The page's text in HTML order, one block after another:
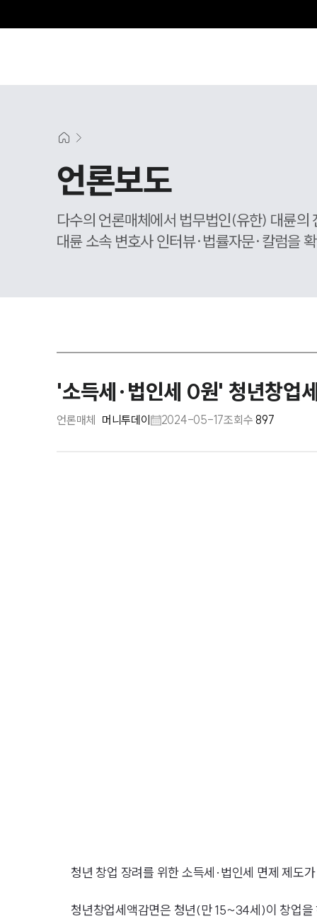
언론보도
다수의 언론매체에서 법무법인(유한) 대륜의
대륜 소속 변호사 인터뷰·법률자문·칼럼을
'소득세·법인세 0원' 청년창업
언론매체 머니투데이 2024-05-17조회수 897
청년 창업 장려를 위한 소득세·법인세 면제 제도
청년창업세액감면은 청년(만 15~34세)이 창업